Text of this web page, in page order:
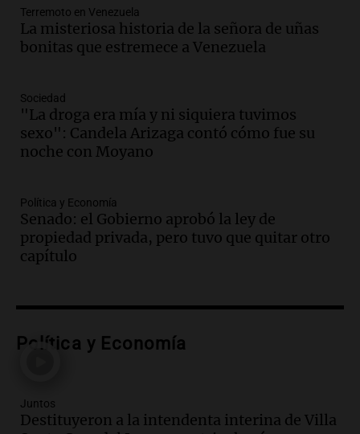
Episodios
Audio.Trump acusa a México de
perjudicar la economía estadounidense
Panorama Federal
Episodios
Audio.México y Perú reanudan
relaciones diplomáticas tras nueve
Episodios
Audio.Kicillof critica represión en
marcha y otras noticias nacionales de
este miércoles
Episodios
perjudicar a Estados Unidos en medio de
Episodios
Audio.Oncativo presenta su 52ª Fiesta
Terremoto en Venezuela
La misteriosa historia de la señora de uñas
bonitas que estremece a Venezuela
Sociedad
"La droga era mía y ni siquiera tuvimos
sexo": Candela Arizaga contó cómo fue su
noche con Moyano
Política y Economía
Senado: el Gobierno aprobó la ley de
propiedad privada, pero tuvo que quitar otro
capítulo
Política y Economía
Juntos
Destituyeron a la intendenta interina de Villa